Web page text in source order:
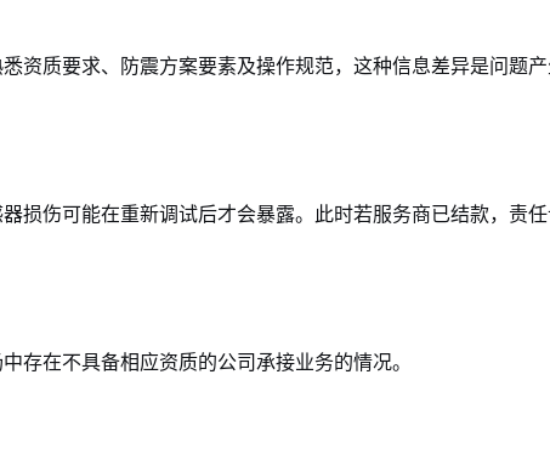
资质要求、防震方案要素及操作规范，这种信息差异是问题
损伤可能在重新调试后才会暴露。此时若服务商已结款，责
存在不具备相应资质的公司承接业务的情况。